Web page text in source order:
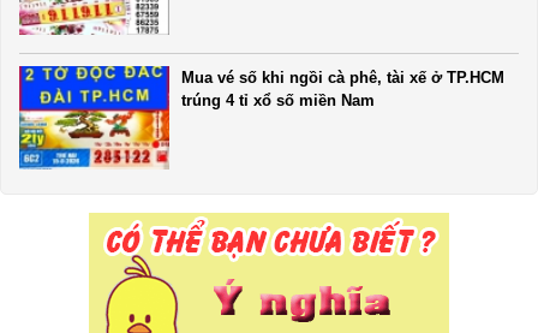
Mua vé số khi ngồi cà phê, tài xế ở TP.HCM
trúng 4 tỉ xổ số miền Nam